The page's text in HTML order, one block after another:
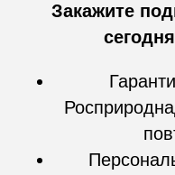
Закажите
сегодня